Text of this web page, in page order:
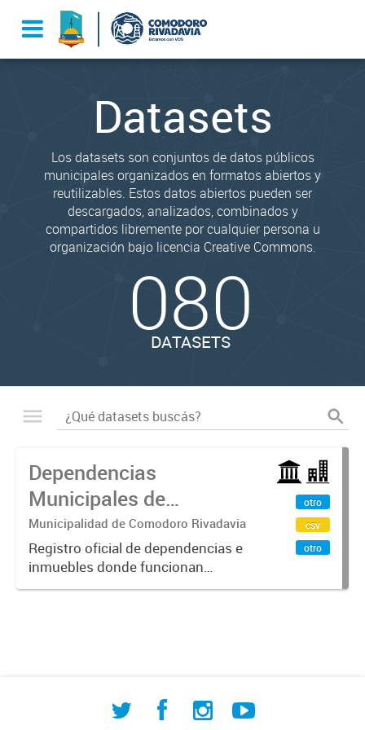
Datasets
Los datasets son conjuntos de datos públicos
municipales organizados en formatos abiertos y
reutilizables. Estos datos abiertos pueden ser
descargados, analizados, combinados y
compartidos libremente por cualquier persona u
organización bajo licencia Creative Commons.
080
DATASETS
Dependencias
Municipales de
Comodoro Rivadavia
Municipalidad de Comodoro Rivadavia
Registro oficial de dependencias e
inmuebles donde funcionan
oficinas municipales, incluyendo
otro
csv
otro